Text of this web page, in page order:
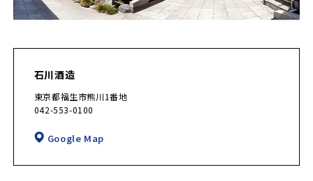
石川酒造
東京都福生市熊川1番地
042-553-0100
Google Map